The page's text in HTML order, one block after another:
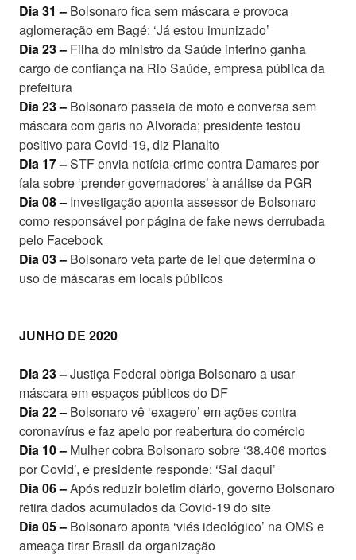
Dia 31 – Bolsonaro fica sem máscara e provoca
aglomeração em Bagé: ‘Já estou imunizado’
Dia 23 – Filha do ministro da Saúde interino ganha
cargo de confiança na Rio Saúde, empresa pública da
prefeitura
Dia 23 – Bolsonaro passeia de moto e conversa sem
máscara com garis no Alvorada; presidente testou
positivo para Covid-19, diz Planalto
Dia 17 –STF envia notícia-crime contra Damares por
fala sobre ‘prender governadores’ à análise da PGR
Dia 08 – Investigação aponta assessor de Bolsonaro
como responsável por página de fake news derrubada
pelo Facebook
Dia 03 – Bolsonaro veta parte de lei que determina o
uso de máscaras em locais públicos
JUNHO DE 2020
Dia 23 –Justiça Federal obriga Bolsonaro a usar
máscara em espaços públicos do DF
Dia 22 – Bolsonaro vê ‘exagero’ em ações contra
coronavírus e faz apelo por reabertura do comércio
Dia 10 – Mulher cobra Bolsonaro sobre ‘38.406 mortos
por Covid’, e presidente responde: ‘Sai daqui’
Dia 06 –Após reduzir boletim diário, governo Bolsonaro
retira dados acumulados da Covid-19 do site
Dia 05 – Bolsonaro aponta ‘viés ideológico’ na OMS e
ameaça tirar Brasil da organização